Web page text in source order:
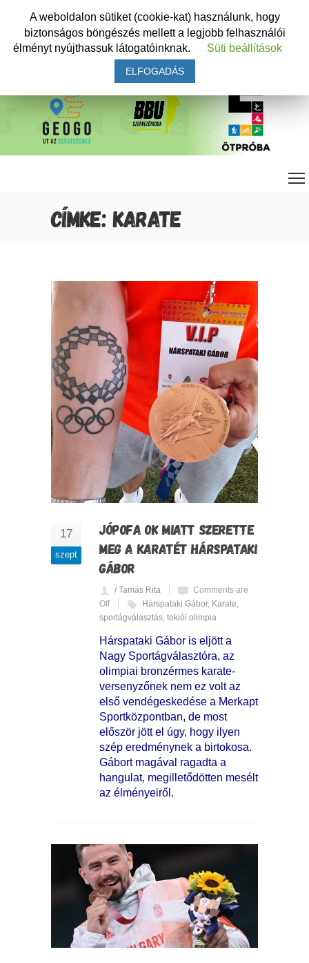
CÍMKE: KARATE
17
szept
JÓPOFA OK MIATT SZERETTE
MEG A KARATÉT HÁRSPATAKI
GÁBOR
/ Tamás Rita
Comments are
Off
Hárspataki Gábor, Karate,
sportágválasztás, tokiói olimpia
Hárspataki Gábor is eljött a
Nagy Sportágválasztóra, az
olimpiai bronzérmes karate-
versenyzőnek nem ez volt az
első vendégeskedése a Merkapt
Sportközpontban, de most
először jött el úgy, hogy ilyen
szép eredménynek a birtokosa.
Gábort magával ragadta a
hangulat, megilletődötten mesélt
az élményeiről.
A weboldalon sütiket (cookie-kat) használunk, hogy
biztonságos böngészés mellett a legjobb felhasználói
élményt nyújthassuk látogatóinknak.
Süti beállítások
ELFOGADÁS